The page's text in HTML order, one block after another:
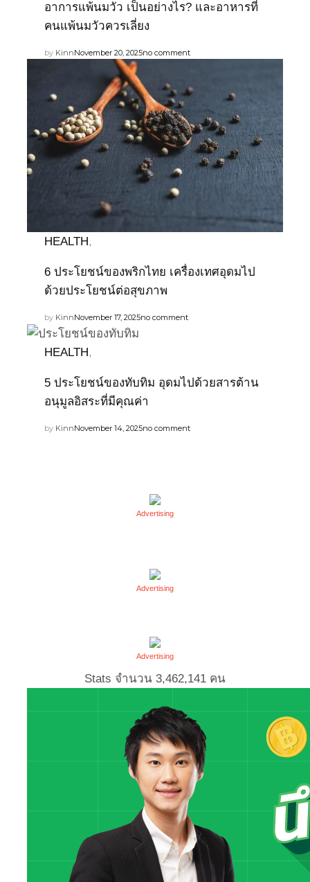
อาการแพ้นมวัว เป็นอย่างไร? และอาหารที่
คนแพ้นมวัวควรเลี่ยง
by KinnNovember 20, 2025no comment
HEALTH,
6 ประโยชน์ของพริกไทย เครื่องเทศอุดมไป
ด้วยประโยชน์ต่อสุขภาพ
by KinnNovember 17, 2025no comment
HEALTH,
5 ประโยชน์ของทับทิม อุดมไปด้วยสารต้าน
อนุมูลอิสระที่มีคุณค่า
by KinnNovember 14, 2025no comment
Advertising
Advertising
Advertising
Stats จำนวน 3,462,141 คน